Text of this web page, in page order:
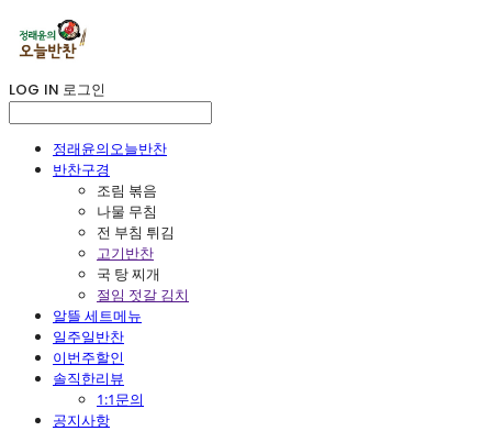
LOG IN 로그인
정래윤의오늘반찬
반찬구경
조림 볶음
나물 무침
전 부침 튀김
고기반찬
국 탕 찌개
절임 젓갈 김치
알뜰 세트메뉴
일주일반찬
이번주할인
솔직한리뷰
1:1문의
공지사항